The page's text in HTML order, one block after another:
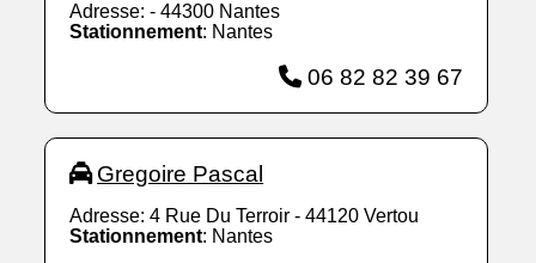
Adresse: - 44300 Nantes
Stationnement: Nantes
06 82 82 39 67
Gregoire Pascal
Adresse: 4 Rue Du Terroir - 44120 Vertou
Stationnement: Nantes